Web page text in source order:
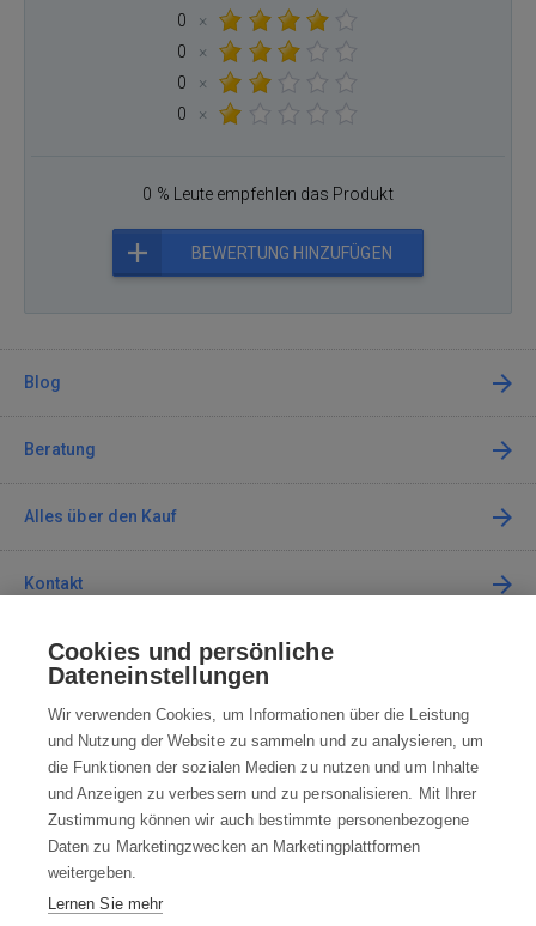
0
×
0
×
0
×
0
×
0 % Leute empfehlen das Produkt
BEWERTUNG HINZUFÜGEN
Blog
Beratung
Alles über den Kauf
Kontakt
Kontaktieren Sie uns
info@robotworld.at
+49 25 197 159 962 Mo-Fr 8:00—16:00 Uhr
ALLE KONTAKTE
WIDERRUFSBELEHRUNG
Cookies und persönliche
Dateneinstellungen
Wir verwenden Cookies, um Informationen über die Leistung
und Nutzung der Website zu sammeln und zu analysieren, um
die Funktionen der sozialen Medien zu nutzen und um Inhalte
und Anzeigen zu verbessern und zu personalisieren. Mit Ihrer
Zustimmung können wir auch bestimmte personenbezogene
Daten zu Marketingzwecken an Marketingplattformen
weitergeben.
Lernen Sie mehr